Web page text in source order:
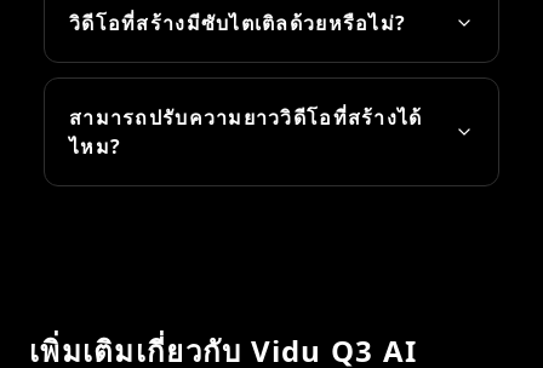
วิดีโอที่สร้างมีซับไตเติลด้วยหรือไม่?
สามารถปรับความยาววิดีโอที่สร้างได้
ไหม?
เพิ่มเติมเกี่ยวกับ Vidu Q3 AI